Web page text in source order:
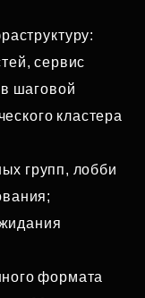
сервис
шаговой
кластера
групп, лобби
формата